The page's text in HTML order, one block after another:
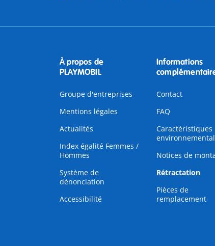
À propos de
PLAYMOBIL
Groupe d'entreprises
Mentions légales
Actualités
Index égalité Femmes /
Hommes
Système de
dénonciation
Accessibilité
Informations
Contact
FAQ
Caractéristiques
Notices de
Rétractation
Pièces de
remplacement